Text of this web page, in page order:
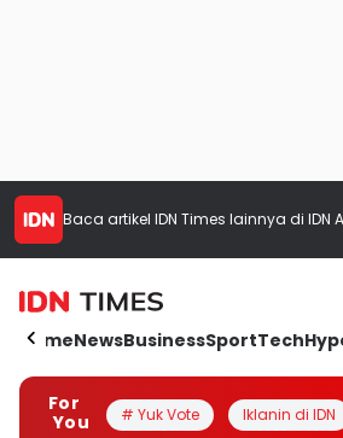
Baca artikel IDN Times lainnya di IDN
HomeNewsBusinessSportTech
For
You
# Yuk Vote Iklanin di IDN